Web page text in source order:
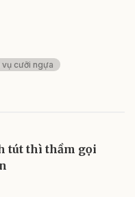
vụ cưỡi ngựa
tút thì thầm gọi